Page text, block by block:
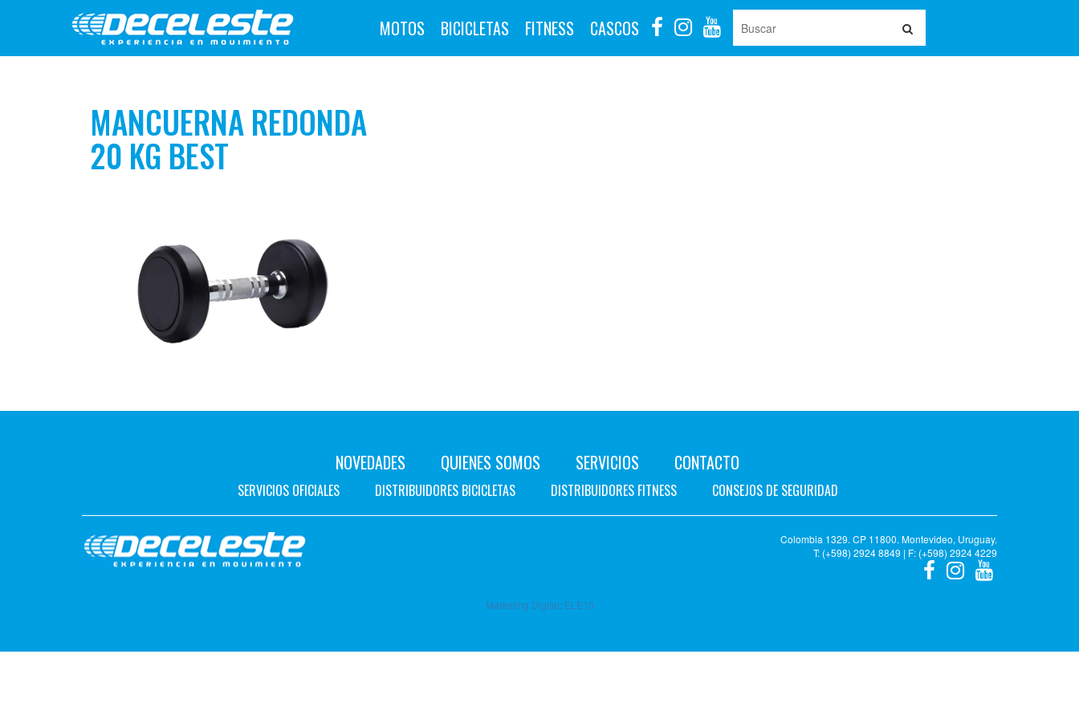
MOTOS BICICLETAS FITNESS CASCOS
MANCUERNA REDONDA
20 KG BEST
NOVEDADES QUIENES SOMOS SERVICIOS CONTACTO
SERVICIOS OFICIALES DISTRIBUIDORES BICICLETAS DISTRIBUIDORES FITNESS CONSEJOS DE SEGURIDAD
Colombia 1329. CP 11800. Montevideo, Uruguay.
T: (+598) 2924 8849 | F: (+598) 2924 4229
Marketing Digital: ELE10